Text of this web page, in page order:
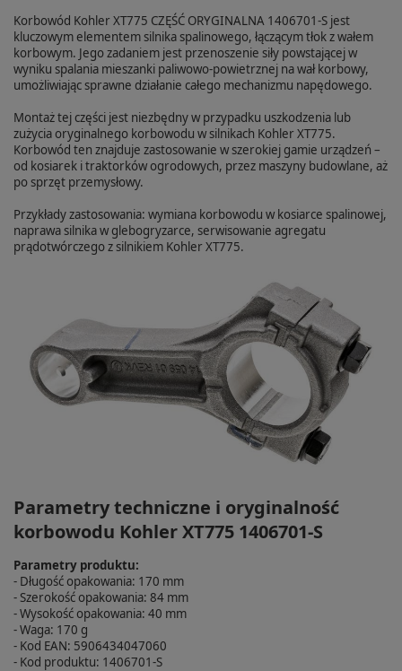
Korbowód Kohler XT775 CZĘŚĆ ORYGINALNA 1406701-S jest
kluczowym elementem silnika spalinowego, łączącym tłok z wałem
korbowym. Jego zadaniem jest przenoszenie siły powstającej w
wyniku spalania mieszanki paliwowo-powietrznej na wał korbowy,
umożliwiając sprawne działanie całego mechanizmu napędowego.
Montaż tej części jest niezbędny w przypadku uszkodzenia lub
zużycia oryginalnego korbowodu w silnikach Kohler XT775.
Korbowód ten znajduje zastosowanie w szerokiej gamie urządzeń –
od kosiarek i traktorków ogrodowych, przez maszyny budowlane, aż
po sprzęt przemysłowy.
Przykłady zastosowania: wymiana korbowodu w kosiarce spalinowej,
naprawa silnika w glebogryzarce, serwisowanie agregatu
prądotwórczego z silnikiem Kohler XT775.
Parametry techniczne i oryginalność
korbowodu Kohler XT775 1406701-S
Parametry produktu:
- Długość opakowania: 170 mm
- Szerokość opakowania: 84 mm
- Wysokość opakowania: 40 mm
- Waga: 170 g
- Kod EAN: 5906434047060
- Kod produktu: 1406701-S